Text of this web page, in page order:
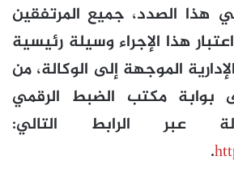
هذا الصدد، جميع المرتفقين
هذا الإجراء وسيلة رئيسية
الموجهة إلى الوكالة، من
بوابة مكتب الضبط الرقمي
عبر الرابط التالي:
.